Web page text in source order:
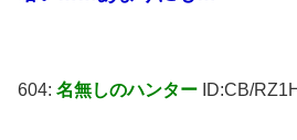
604: 名無しのハンター ID:CB/